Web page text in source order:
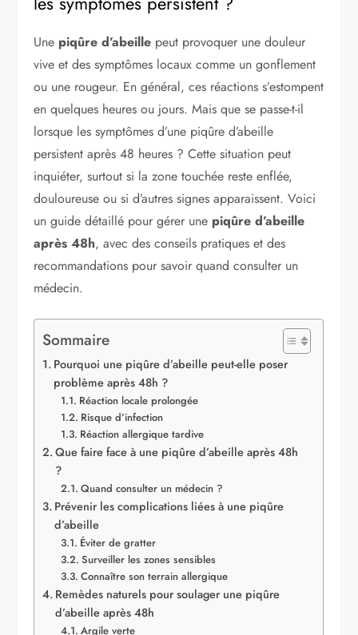
Une piqûre d’abeille peut provoquer une douleur
vive et des symptômes locaux comme un gonflement
ou une rougeur. En général, ces réactions s’estompent
en quelques heures ou jours. Mais que se passe-t-il
lorsque les symptômes d’une piqûre d’abeille
persistent après 48 heures ? Cette situation peut
inquiéter, surtout si la zone touchée reste enflée,
douloureuse ou si d’autres signes apparaissent. Voici
un guide détaillé pour gérer une piqûre d’abeille
après 48h, avec des conseils pratiques et des
recommandations pour savoir quand consulter un
médecin.
Sommaire
Pourquoi une piqûre d’abeille peut-elle poser
problème après 48h ?
Réaction locale prolongée
Risque d’infection
Réaction allergique tardive
Que faire face à une piqûre d’abeille après 48h
?
Quand consulter un médecin ?
Prévenir les complications liées à une piqûre
d’abeille
Éviter de gratter
Surveiller les zones sensibles
Connaître son terrain allergique
Remèdes naturels pour soulager une piqûre
d’abeille après 48h
Argile verte